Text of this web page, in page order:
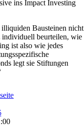
ins Impact Investing
Bausteinen nicht
individuell beurteilen, wie
ist also wie jedes
legt sie Stiftungen